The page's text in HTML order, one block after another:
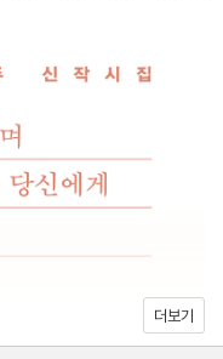
계절을 견디며 다시 찾아
다 / 천사의 눈 / 떠돌이
게 / 여행 / 오늘의 일기 /
니까 / 길·1 / 세 가지 / 시
/ 나무 어른 / 경계 / 나
찾은 향기 / 첫눈처럼 / 많
더보기